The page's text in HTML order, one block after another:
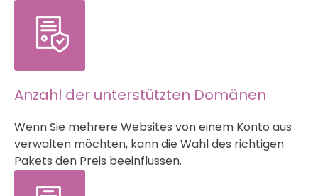
Anzahl der unterstützten Domänen
Wenn Sie mehrere Websites von einem Konto aus
verwalten möchten, kann die Wahl des richtigen
Pakets den Preis beeinflussen.